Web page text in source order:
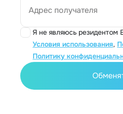
Адрес получателя
Я не являюсь
Условия использования,
Политику